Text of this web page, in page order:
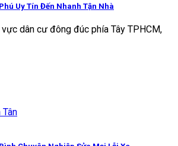
Uy Tín Đến Nhanh Tận Nhà
vực dân cư đông đúc phía Tây TPHCM,